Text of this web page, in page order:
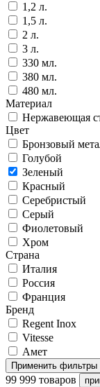
1,2 л.
1,5 л.
2 л.
3 л.
330 мл.
380 мл.
480 мл.
Материал
Нержавеющая
Цвет
Бронзовый
Голубой
Зеленый
Красный
Серебристый
Серый
Фиолетовый
Хром
Страна
Италия
Россия
Франция
Бренд
Regent Inox
Vitesse
Амет
99 999 товаров